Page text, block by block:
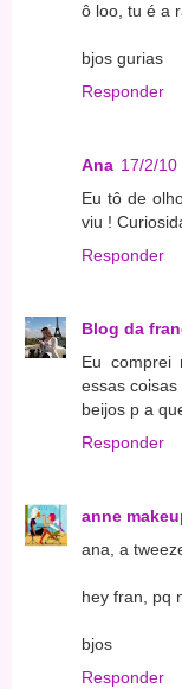
ô loo, tu é a
bjos gurias
Responder
Ana 17/2/10
Eu tô de
viu !
Responder
Blog da
Eu comprei
essas coisas
beijos p a
Responder
anne
ana, a
hey fran, pq
bjos
Responder